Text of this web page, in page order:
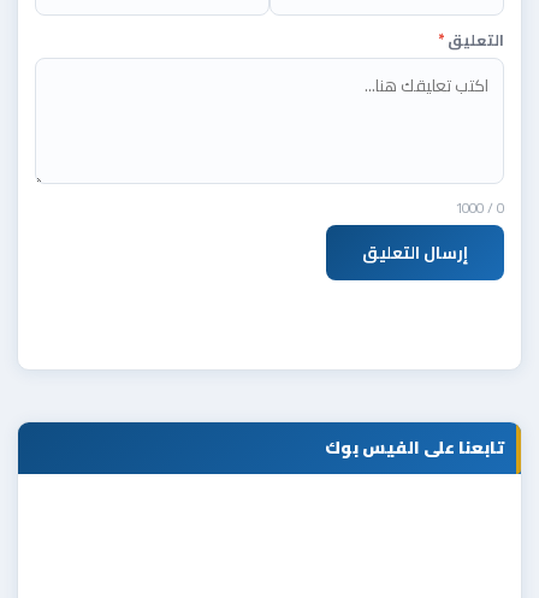
التعليق*
0
/ 1000
إرسال التعليق
تابعنا على الفيس بوك